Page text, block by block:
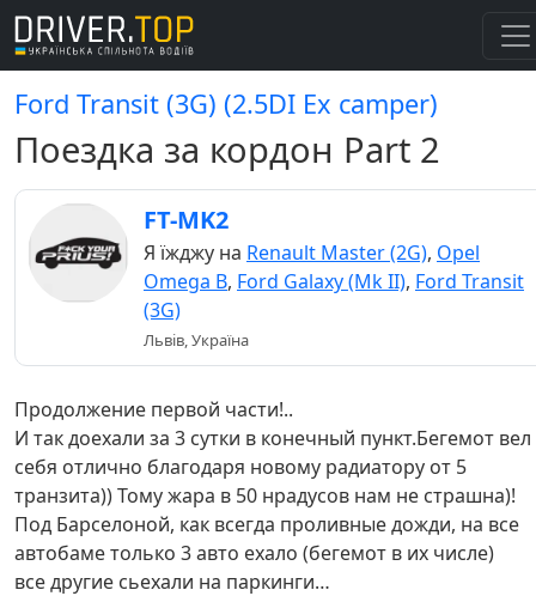
Ford Transit (3G) (2.5DI Ex camper)
Поездка за кордон Part 2
FT-MK2
Я їжджу на Renault Master (2G), Opel
Omega B, Ford Galaxy (Mk II), Ford Transit
(3G)
Львів, Україна
Продолжение первой части!..
И так доехали за 3 сутки в конечный пункт.Бегемот вел
себя отлично благодаря новому радиатору от 5
транзита)) Тому жара в 50 нрадусов нам не страшна)!
Под Барселоной, как всегда проливные дожди, на все
автобаме только 3 авто ехало (бегемот в их числе)
все другие сьехали на паркинги…